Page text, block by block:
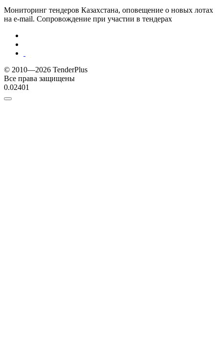
Мониторинг тендеров Казахстана, оповещение о новых лотах
на e-mail. Сопровождение при участии в тендерах
© 2010—2026 TenderPlus
Все права защищены
0.02401